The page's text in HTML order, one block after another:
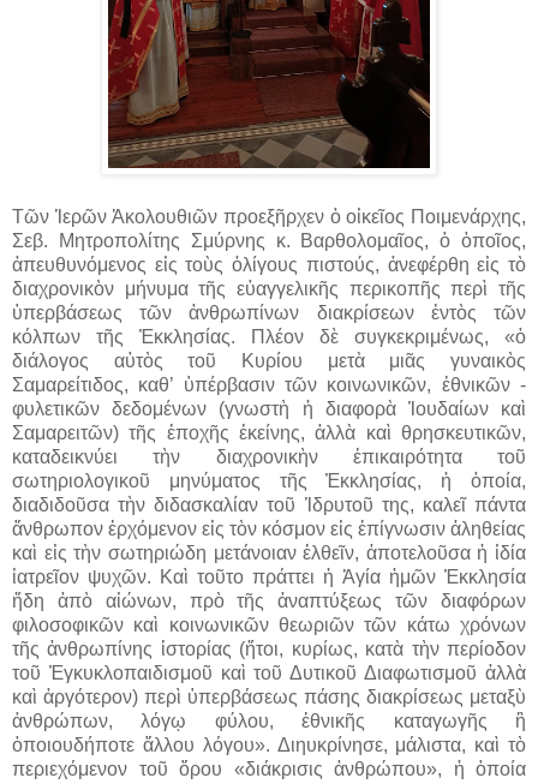
Τῶν Ἱερῶν Ἀκολουθιῶν προεξῆρχεν ὁ οἰκεῖος Ποιμενάρχης,
Σεβ. Μητροπολίτης Σμύρνης κ. Βαρθολομαῖος, ὁ ὁποῖος,
ἀπευθυνόμενος εἰς τοὺς ὀλίγους πιστούς, ἀνεφέρθη εἰς τὸ
διαχρονικὸν μήνυμα τῆς εὐαγγελικῆς περικοπῆς περὶ τῆς
ὑπερβάσεως τῶν ἀνθρωπίνων διακρίσεων ἐντὸς τῶν
κόλπων τῆς Ἐκκλησίας. Πλέον δὲ συγκεκριμένως, «ὁ
διάλογος αὐτὸς τοῦ Κυρίου μετὰ μιᾶς γυναικὸς
Σαμαρείτιδος, καθ’ ὑπέρβασιν τῶν κοινωνικῶν, ἐθνικῶν -
φυλετικῶν δεδομένων (γνωστὴ ἡ διαφορὰ Ἰουδαίων καὶ
Σαμαρειτῶν) τῆς ἐποχῆς ἐκείνης, ἀλλὰ καὶ θρησκευτικῶν,
καταδεικνύει τὴν διαχρονικὴν ἐπικαιρότητα τοῦ
σωτηριολογικοῦ μηνύματος τῆς Ἐκκλησίας, ἡ ὁποία,
διαδιδοῦσα τὴν διδασκαλίαν τοῦ Ἱδρυτοῦ της, καλεῖ πάντα
ἄνθρωπον ἐρχόμενον εἰς τὸν κόσμον εἰς ἐπίγνωσιν ἀληθείας
καὶ εἰς τὴν σωτηριώδη μετάνοιαν ἐλθεῖν, ἀποτελοῦσα ἡ ἰδία
ἰατρεῖον ψυχῶν. Καὶ τοῦτο πράττει ἡ Ἁγία ἡμῶν Ἐκκλησία
ἤδη ἀπὸ αἰώνων, πρὸ τῆς ἀναπτύξεως τῶν διαφόρων
φιλοσοφικῶν καὶ κοινωνικῶν θεωριῶν τῶν κάτω χρόνων
τῆς ἀνθρωπίνης ἱστορίας (ἤτοι, κυρίως, κατὰ τὴν περίοδον
τοῦ Ἐγκυκλοπαιδισμοῦ καὶ τοῦ Δυτικοῦ Διαφωτισμοῦ ἀλλὰ
καὶ ἀργότερον) περὶ ὑπερβάσεως πάσης διακρίσεως μεταξὺ
ἀνθρώπων, λόγῳ φύλου, ἐθνικῆς καταγωγῆς ἢ
ὁποιουδήποτε ἄλλου λόγου». Διηυκρίνησε, μάλιστα, καὶ τὸ
περιεχόμενον τοῦ ὅρου «διάκρισις ἀνθρώπου», ἡ ὁποία